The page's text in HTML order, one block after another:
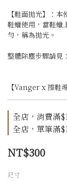
【鞋面拋光】：
鞋蠟使用，當鞋蠟
勻，稱為拋光。
整體除塵步驟請見：
【Vanger x 擦鞋
全店，消費滿
全店，單筆滿
NT$300
尺寸